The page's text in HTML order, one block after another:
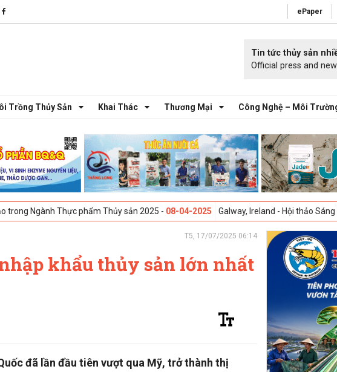
ePaper
Tin tức thủy sản
Official press and
Trồng Thủy Sản Khai Thác Thương Mại Công Nghệ – Môi
phẩm Thủy sản 2025 -08-04-2025 Galway, Ireland - Hội thảo Sáng kiến sức khỏe
T5, 17/07/2025 06:14
khẩu thủy sản lớn nhất
đã lần đầu tiên vượt qua Mỹ, trở thành thị